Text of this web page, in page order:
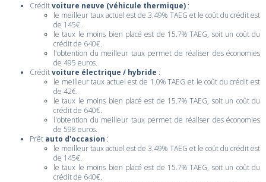
Créditvoiture neuve (véhicule thermique) :
le meilleur taux actuel est de 3.49% TAEG et le coût du crédit est
de 145€.
le taux le moins bien placé est de 15.7% TAEG, soit un coût du
crédit de 640€.
l'obtention du meilleur taux permet de réaliser des économies
de 495 euros.
Créditvoiture électrique / hybride :
le meilleur taux actuel est de 1.0% TAEG et le coût du crédit est
de 42€.
le taux le moins bien placé est de 15.7% TAEG, soit un coût du
crédit de 640€.
l'obtention du meilleur taux permet de réaliser des économies
de 598 euros.
Prêt auto d'occasion :
le meilleur taux actuel est de 3.49% TAEG et le coût du crédit est
de 145€.
le taux le moins bien placé est de 15.7% TAEG, soit un coût du
crédit de 640€.